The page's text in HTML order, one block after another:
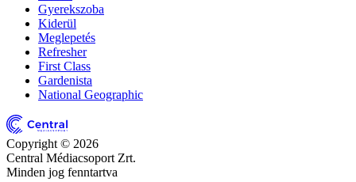
Gyerekszoba
Kiderül
Meglepetés
Refresher
First Class
Gardenista
National Geographic
Copyright © 2026
Central Médiacsoport Zrt.
Minden jog fenntartva